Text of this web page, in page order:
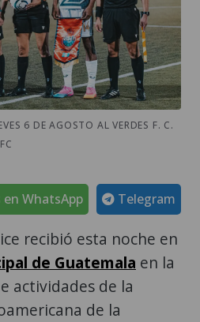
6 DE AGOSTO AL VERDES F. C.
Telegram
en WhatsApp
recibió esta noche en
de Guatemala en la
actividades de la
de la